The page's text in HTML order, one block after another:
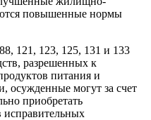
повышенные нормы
121, 123, 125, 131 и 133
разрешенных к
питания и
осужденные могут за счет
приобретать